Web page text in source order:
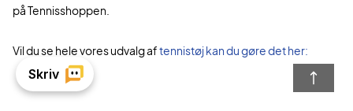
på Tennisshoppen.
Vil du se hele vores udvalg aftennistøj kan du gøre det her: